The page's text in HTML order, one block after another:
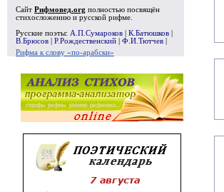
Сайт Рифмовед.org полностью посвящён
стихосложению и русской рифме.
Русские поэты: А.П.Сумароков К.Батюшков
В.Брюсов
Р.Рождественский Ф.И.Тютчев
Рифма к слову «по-арабски»